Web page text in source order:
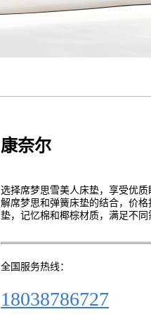
康奈尔
选择席梦思雪美人床垫，享受优
解席梦思和弹簧床垫的结合，价
垫，记忆棉和椰棕材质，满足不同
全国服务热线：
18038786727